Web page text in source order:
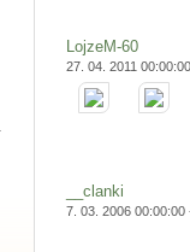
LojzeM-60
27. 04. 2011
__clanki
7. 03. 2006